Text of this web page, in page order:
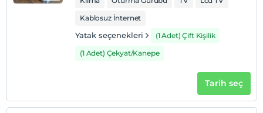
Kablosuz İnternet
Yatak seçenekleri
(1 Adet) Çift Kişilik
(1 Adet) Çekyat/Kanepe
Tarih seç